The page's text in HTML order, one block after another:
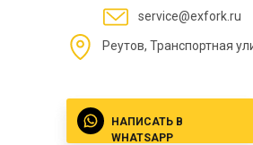
service@exfork.ru
Реутов, Транспортная
НАПИСАТЬ В
WHATSAPP